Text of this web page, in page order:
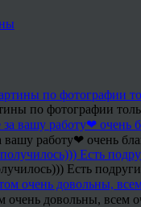
по фотографии
вашу работу❤ очень
Есть
очень довольны, всем